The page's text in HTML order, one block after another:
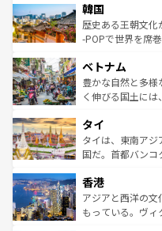
ワイを、存分に味わってほしい
はコンテンツ一覧
いる。アクティビ
ビング、ハイキン
い。オーストラリ
参照してほしい。
ン）、静ひつな山
と山間の静けさ
驚きをもたらして
容にもいいと評判
が味わ
照してほしい。
韓国
歴史ある王朝文
-POPで世界を席
き、地方に足を延
できる。そして
まで、さまざま
リティに包まれな
覧を参照してほし
ベトナム
豊かな自然と多
く伸びる国土に
急速な発展と共に
ーチミン市のフラ
醸し出している。
とつ。フォーやバ
ひ現地で味わい
が旅行者を迎えて
タイ
タイは、東南アジ
国だ。首都バンコ
の活気が交差して
帯で自然と触れ
いビーチでリゾー
香港
アジアと西洋の
もっている。ヴィ